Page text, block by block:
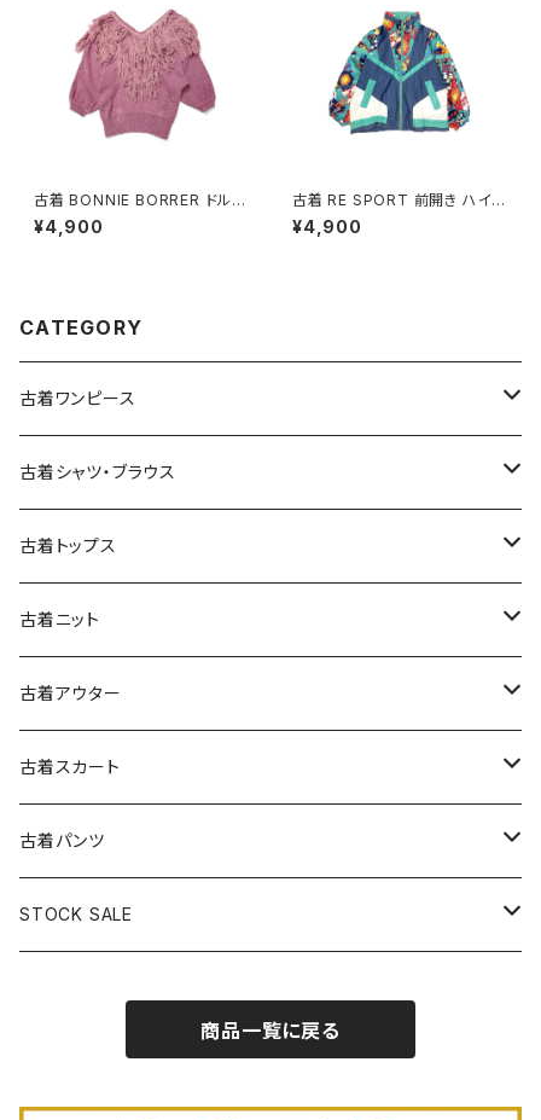
古着 BONNIE BORRER ドルマ
ンスリーブ フリンジ 無地 シルク
長袖 ニット セーター ピンク (ttu
¥4,900
古着 RE SPORT 前開き ハイ
ネック 総柄 ナイロン 長袖 アウ
ター ヘビージャケット 緑 紺 (tt
¥4,900
CATEGORY
古着ワンピース
古着長袖ワンピース
古着半袖ワンピース
古着ノースリーブワンピース
古着キャミソールワンピース
古着ベアトップワンピース
古着オールインワン
古着オーバーオール
古着シャツ・ブラウス
古着長袖シャツ・ブラウス
古着半袖シャツ・ブラウス
古着ノースリーブシャツ・ブラウス
古着トップス
古着スウェット&パーカー
古着スウェット
古着パーカー
古着プルオーバー
古着長袖プルオーバー
古着半袖プルオーバー
古着Ｔシャツ
古着長袖Ｔシャツ
古着半袖Ｔシャツ
古着ベスト
古着キャミソール
古着ポロシャツ
古着ニット
古着セーター
古着カーディガン
古着半袖ニット
古着ニットアウター
古着アウター
古着ライトジャケット
古着ライトコート
古着ヘビージャケット
古着スカート
古着ロング丈スカート (丈76cm-)
古着膝丈スカート (丈56-75cm)
古着ミニ丈スカート (丈56-75cm)
古着パンツ
古着ロング丈パンツ
STOCK SALE
Autumn / Winter
商品一覧に戻る